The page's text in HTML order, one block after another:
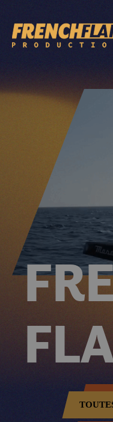
VIDÉOS
PHOTOS
MÉDIAS
CONTACT